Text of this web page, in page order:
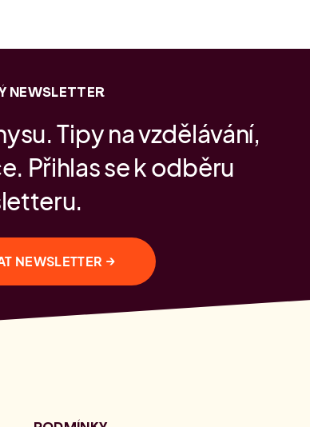
NEWSLETTER
Tipy na vzdělávání,
Přihlas se k odběru
NEWSLETTER →